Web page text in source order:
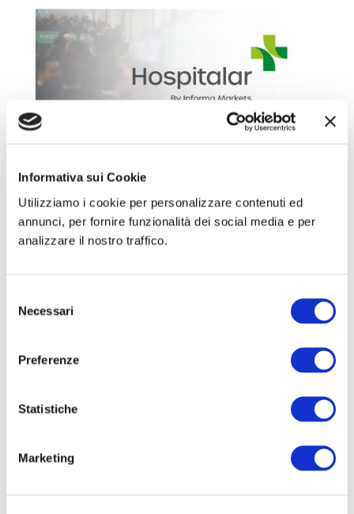
Informativa sui Cookie
Utilizziamo i cookie per personalizzare contenuti ed
annunci, per fornire funzionalità dei social media e per
analizzare il nostro traffico.
delNecessari
Preferenze
Statistiche
Marketing
https://app.informamarkets.com.br/event/hospita
lar-
2024/exhibitor/RXhoaWJpdG9yXzE3MTI4Njc=
Congreso de La Sociedad Italiana de Urología